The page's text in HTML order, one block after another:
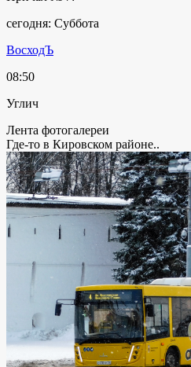
сегодня: Суббота
ВосходЪ
08:50
Углич
Лента фотогалереи
Где-то в Кировском районе..